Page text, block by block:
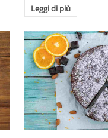
Leggi di più